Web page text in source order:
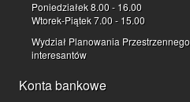
Poniedziałek 8.00 - 16.00
Wtorek-Piątek 7.00 - 15.00
Wydział Planowania
interesantów
Konta bankowe